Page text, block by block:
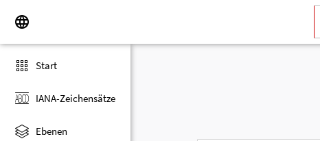
Start
IANA-Zeichensätze
Ebenen